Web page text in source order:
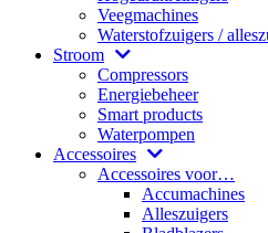
Veegmachines
Waterstofzuigers /
Stroom
Compressors
Energiebeheer
Smart products
Waterpompen
Accessoires
Accessoires voor…
Accumachines
Alleszuigers